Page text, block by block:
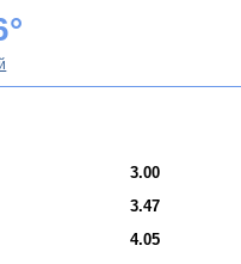
3.00
3.47
4.05